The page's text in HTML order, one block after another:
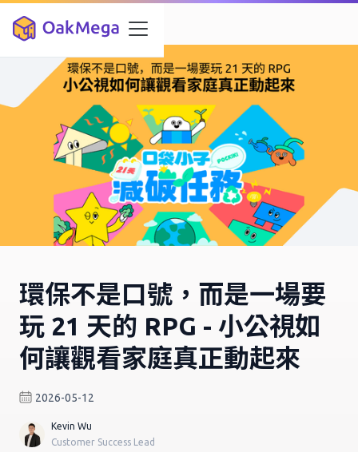
環保不是口號，而是一場要
玩 21 天的 RPG - 小公視如
何讓觀看家庭真正動起來
Kevin Wu
Customer Success Lead
2026-05-12